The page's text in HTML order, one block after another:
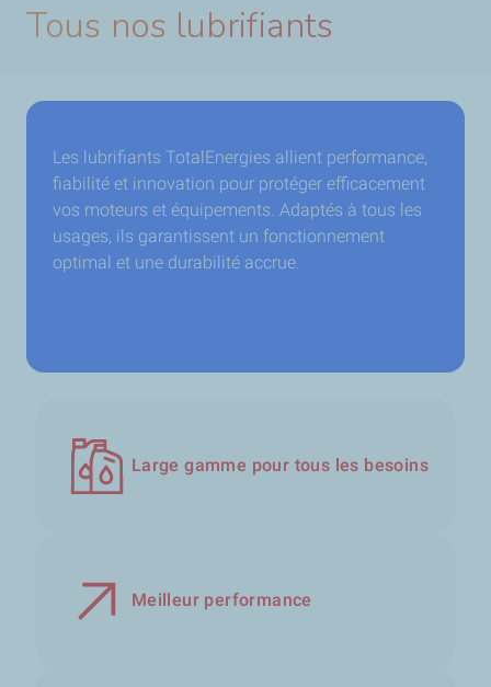
Tous nos lubrifiants
Les lubrifiants TotalEnergies allient performance,
fiabilité et innovation pour protéger efficacement
vos moteurs et équipements. Adaptés à tous les
usages, ils garantissent un fonctionnement
optimal et une durabilité accrue.
Large gamme pour tous les besoins
Meilleur performance